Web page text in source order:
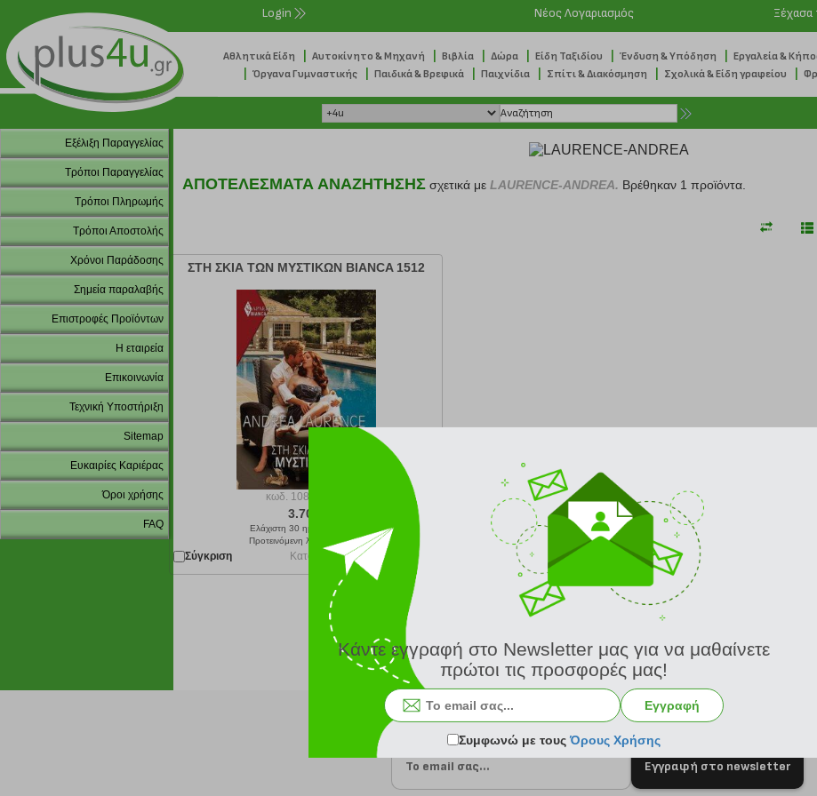
Login Νέος Λογαριασμός Ξέχασα
Αθλητικά Είδη Αυτοκίνητο & Μηχανή Βιβλία Δώρα Είδη Ταξιδίου Ένδυση & Υπόδηση Εργαλεία &
Όργανα Γυμναστικής Παιδικά & Βρεφικά Παιχνίδια Σπίτι & Διακόσμηση Σχολικά & Είδη γραφείου
Εξέλιξη Παραγγελίας
Τρόποι Παραγγελίας
Τρόποι Πληρωμής
Τρόποι Αποστολής
Χρόνοι Παράδοσης
Σημεία παραλαβής
Επιστροφές Προϊόντων
Η εταιρεία
Επικοινωνία
Τεχνική Υποστήριξη
Sitemap
Ευκαιρίες Καριέρας
Όροι χρήσης
FAQ
ΑΠΟΤΕΛΕΣΜΑΤΑ ΑΝΑΖΗΤΗΣΗΣ σχετικά με LAURENCE-ANDREA. Βρέθηκαν 1 προϊόντα.
ΣΤΗ ΣΚΙΑ ΤΩΝ ΜΥΣΤΙΚΩΝ BIANCA 1512
κωδ. 108170875
3.70 €
Ελάχιστη 30 ημερών 3.70 €
Προτεινόμενη λιανική 3.70 €
Σύγκριση Κατόπιν παραγγελίας από 24/8
Εγγραφή στο newsletter
Κάντε εγγραφή στο Newsletter μας για να μαθαίνετε
πρώτοι τις προσφορές μας!
Εγγραφή
Συμφωνώ με τουςΌρους Χρήσης